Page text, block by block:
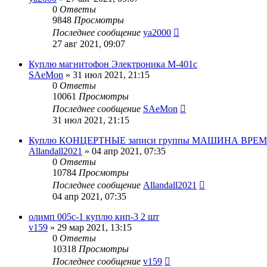
0 Ответы
9848 Просмотры
Последнее сообщение ya2000
27 авг 2021, 09:07
Куплю магнитофон Электроника М-401с
SAeMon » 31 июл 2021, 21:15
0 Ответы
10061 Просмотры
Последнее сообщение SAeMon
31 июл 2021, 21:15
Куплю КОНЦЕРТНЫЕ записи группы МАШИНА
Allandall2021 » 04 апр 2021, 07:35
0 Ответы
10784 Просмотры
Последнее сообщение Allandall2021
04 апр 2021, 07:35
олимп 005с-1 куплю кип-3 2 шт
v159 » 29 мар 2021, 13:15
0 Ответы
10318 Просмотры
Последнее сообщение v159